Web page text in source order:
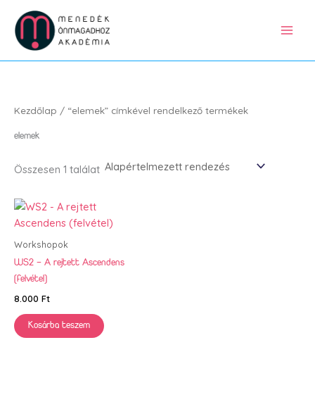
content
Kezdőlap / “elemek” címkével rendelkező termékek
elemek
Összesen 1 találat
Workshopok
WS2 – A rejtett Ascendens
(felvétel)
8.000 Ft
Kosárba teszem